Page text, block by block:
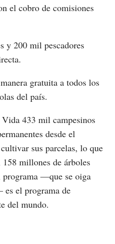
el cobro de comisiones
y 200 mil pescadores
gratuita a todos los
del país.
433 mil campesinos
desde el
sus parcelas, lo que
millones de árboles
programa —que se oiga
es el programa de
del mundo.